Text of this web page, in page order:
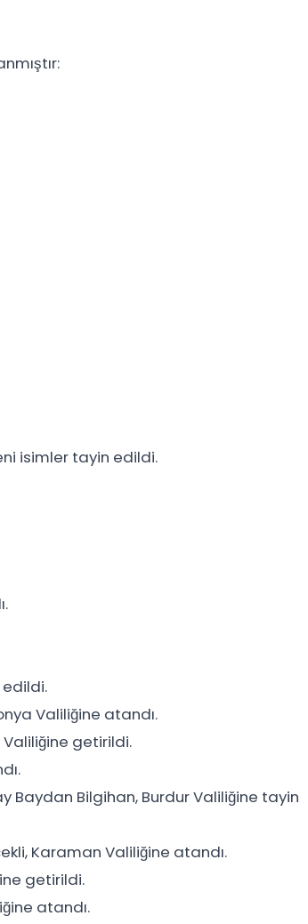
isimler tayin edildi.
edildi.
Valiliğine atandı.
Valiliğine getirildi.
Baydan Bilgihan, Burdur Valiliğine tayin
Karaman Valiliğine atandı.
getirildi.
atandı.